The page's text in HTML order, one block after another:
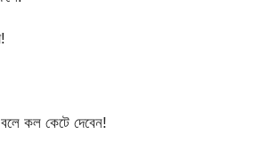
কল কেটে দেবেন!